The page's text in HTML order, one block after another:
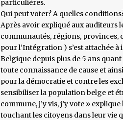
particulières.
Qui peut voter? A quelles
Après avoir expliqué aux auditeurs
communautés, régions, provinces,
pour l’Intégration ) s’est attachée
Belgique depuis plus de 5 ans
toute connaissance de cause et
pour la démocratie et contre les
sensibiliser la population belge et
commune, j’y vis, j’y vote »
touchant les citoyens dans leur vie